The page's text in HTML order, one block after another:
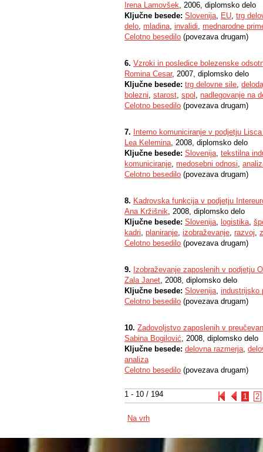
1 - 10 / 194 1 2
Irena Lamovšek, 2006, diplomsko delo
Ključne besede: Slovenija, EU, trg
delo, mladina, invalidi, mednarodne
Celotno besedilo (povezava drugam)
6. Vzroki in posledice bolezenske
Romina Cesar, 2007, diplomsko delo
Ključne besede: trg delovne sile,
bolezni, starost, spol , nadlegovanje na
Celotno besedilo (povezava drugam)
7. Interno komuniciranje v podjetju
Lea Kelemina, 2008, diplomsko delo
Ključne besede: Slovenija, tekstilna
komuniciranje, medosebni odnosi,
Celotno besedilo (povezava drugam)
8. Kadrovska funkcija v podjetju
Ana Kržišnik, 2008, diplomsko delo
Ključne besede: Slovenija, logistika,
kadri, planiranje, izobraževanje, razvoj,
Celotno besedilo (povezava drugam)
9. Izobraževanje zaposlenih v podjetju
Zala Janet, 2008, diplomsko delo
Ključne besede: Slovenija, industrijsko
Celotno besedilo (povezava drugam)
10. Zadovoljstvo zaposlenih v
Sabina Bogilović, 2008, diplomsko delo
Ključne besede: delovna razmerja,
analiza
Celotno besedilo (povezava drugam)
Na vrh